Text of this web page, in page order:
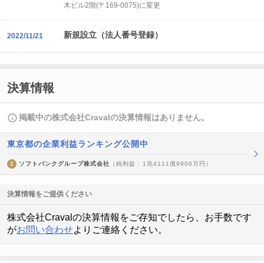
木ビル2階(〒169-0075)に変更
2022/11/21 新規設立（法人番号登録）
決算情報
掲載中の株式会社Cravalの決算情報はありません。
東京都の企業利益ランキング公開中
1 ソフトバンクグループ株式会社 （純利益 : 1兆4111億9900万円）
決算情報をご提供ください
株式会社Cravalの決算情報をご存知でしたら、お手数です
がお問い合わせよりご連絡ください。